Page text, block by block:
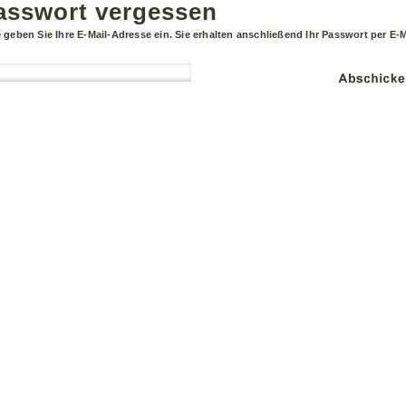
vergessen
geben Sie Ihre E-Mail-Adresse ein. Sie erhalten anschließend Ihr Passwort per E-